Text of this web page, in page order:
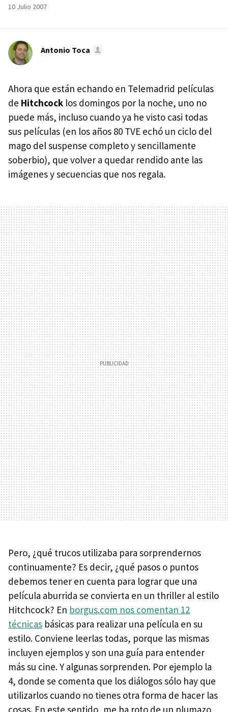
10 Julio 2007
Antonio Toca
Ahora que están echando en Telemadrid películas
de Hitchcock los domingos por la noche, uno no
puede más, incluso cuando ya he visto casi todas
sus películas (en los años 80 TVE echó un ciclo del
mago del suspense completo y sencillamente
soberbio), que volver a quedar rendido ante las
imágenes y secuencias que nos regala.
Pero, ¿qué trucos utilizaba para sorprendernos
continuamente? Es decir, ¿qué pasos o puntos
debemos tener en cuenta para lograr que una
película aburrida se convierta en un thriller al estilo
Hitchcock? En borgus.com nos comentan 12
técnicas básicas para realizar una película en su
estilo. Conviene leerlas todas, porque las mismas
incluyen ejemplos y son una guía para entender
más su cine. Y algunas sorprenden. Por ejemplo la
4, donde se comenta que los diálogos sólo hay que
utilizarlos cuando no tienes otra forma de hacer las
cosas. En este sentido, me ha roto de un plumazo